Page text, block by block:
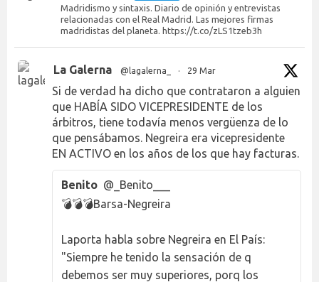
Madridismo y sintaxis. Diario de opinión y entrevistas
relacionadas con el Real Madrid. Las mejores firmas
madridistas del planeta. https://t.co/zLS1tzeb3h
La Galerna @lagalerna_ · 29 Mar
Si de verdad ha dicho que contrataron a alguien
que HABÍA SIDO VICEPRESIDENTE de los
árbitros, tiene todavía menos vergüenza de lo
que pensábamos. Negreira era vicepresidente
EN ACTIVO en los años de los que hay facturas.
Benito @_Benito___
💣💣💣Barsa-Negreira
Laporta habla sobre Negreira en El País:
"Siempre he tenido la sensación de q
debemos ser muy superiores, porq los